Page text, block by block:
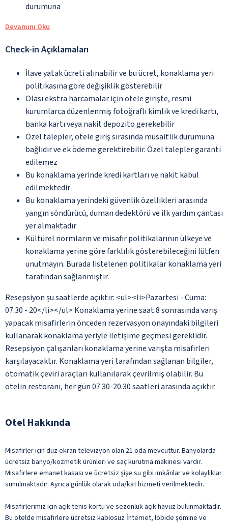
durumuna
Devamını Oku
Check-in Açıklamaları
İlave yatak ücreti alınabilir ve bu ücret, konaklama yeri
politikasına göre değişiklik gösterebilir
Olası ekstra harcamalar için otele girişte, resmi
kurumlarca düzenlenmiş fotoğraflı kimlik ve kredi kartı,
banka kartı veya nakit depozito gerekebilir
Özel talepler, otele giriş sırasında müsaitlik durumuna
bağlıdır ve ek ödeme gerektirebilir. Özel talepler garanti
edilemez
Bu konaklama yerinde kredi kartları ve nakit kabul
edilmektedir
Bu konaklama yerindeki güvenlik özellikleri arasında
yangın söndürücü, duman dedektörü ve ilk yardım çantası
yer almaktadır
Kültürel normların ve misafir politikalarının ülkeye ve
konaklama yerine göre farklılık gösterebileceğini lütfen
unutmayın. Burada listelenen politikalar konaklama yeri
tarafından sağlanmıştır.
Resepsiyon şu saatlerde açıktır: <ul><li>Pazartesi - Cuma:
07.30 - 20</li></ul> Konaklama yerine saat 8 sonrasında varış
yapacak misafirlerin önceden rezervasyon onayındaki bilgileri
kullanarak konaklama yeriyle iletişime geçmesi gereklidir.
Resepsiyon çalışanları konaklama yerine varışta misafirleri
karşılayacaktır. Konaklama yeri tarafından sağlanan bilgiler,
otomatik çeviri araçları kullanılarak çevrilmiş olabilir. Bu
otelin restoranı, her gün 07.30-20.30 saatleri arasında açıktır.
Otel Hakkında
Misafirler için düz ekran televizyon olan 21 oda mevcuttur. Banyolarda
ücretsiz banyo/kozmetik ürünleri ve saç kurutma makinesi vardır.
Misafirlere emanet kasası ve ücretsiz şişe su gibi imkânlar ve kolaylıklar
sunulmaktadır. Ayrıca günlük olarak oda/kat hizmeti verilmektedir.
Misafirlerimiz için açık tenis kortu ve sezonluk açık havuz bulunmaktadır.
Bu otelde misafirlere ücretsiz kablosuz İnternet, lobide şömine ve